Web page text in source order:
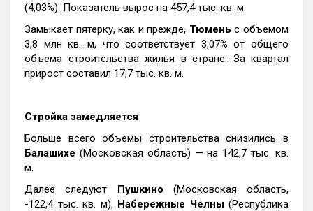
(4,03%). Показатель вырос на 457,4 тыс. кв. м.
Замыкает пятерку, как и прежде, Тюмень с объемом
3,8 млн кв. м, что соответствует 3,07% от общего
объема строительства жилья в стране. За квартал
прирост составил 17,7 тыс. кв. м.
Стройка замедляется
Больше всего объемы строительства снизились в
Балашихе (Московская область) — на 142,7 тыс. кв.
м.
Далее следуют Пушкино (Московская область,
-122,4 тыс. кв. м), Набережные Челны(Республика